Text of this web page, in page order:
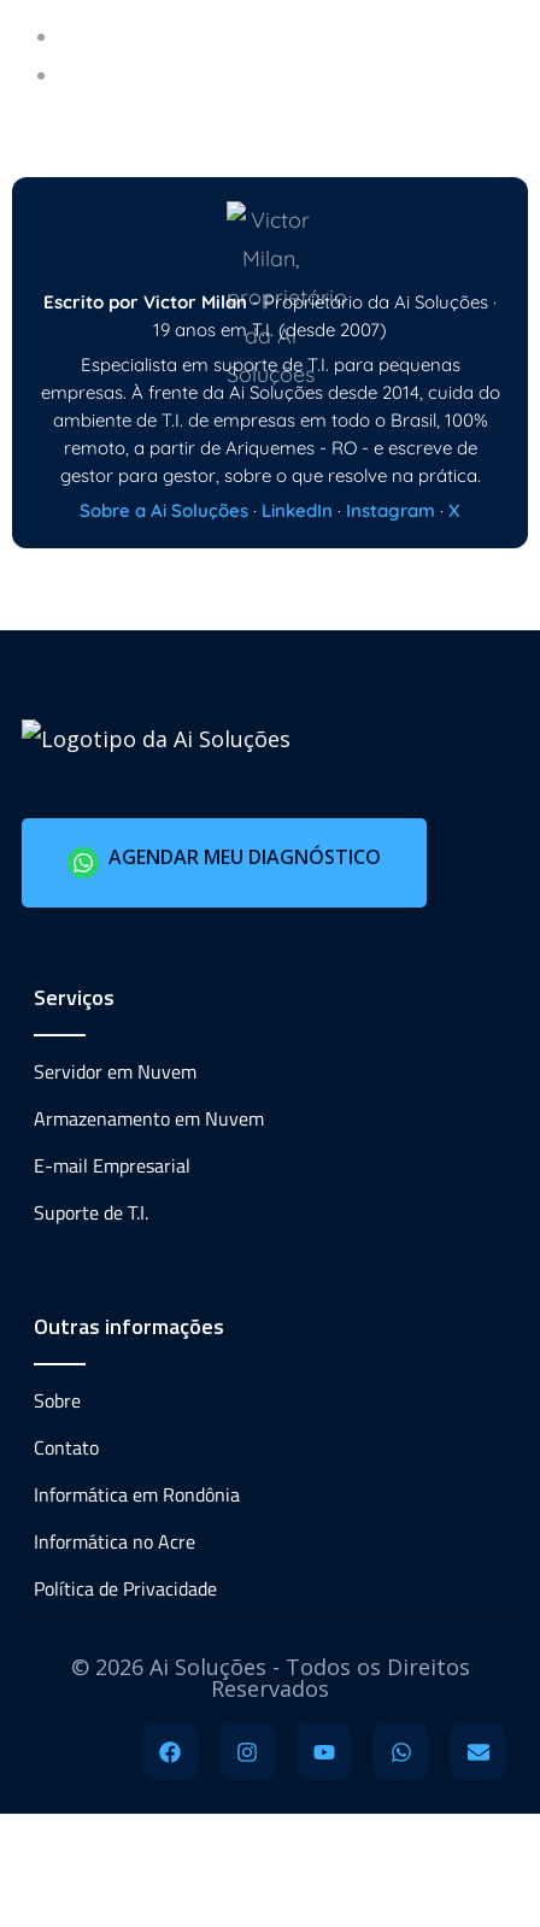
Escrito por Victor Milan- Proprietário da Ai Soluções ·
19 anos em T.I. (desde 2007)
Especialista em suporte de T.I. para pequenas
empresas. À frente da Ai Soluções desde 2014, cuida do
ambiente de T.I. de empresas em todo o Brasil, 100%
remoto, a partir de Ariquemes - RO - e escreve de
gestor para gestor, sobre o que resolve na prática.
Sobre a Ai Soluções · LinkedIn · Instagram · X
AGENDAR MEU DIAGNÓSTICO
Serviços
Servidor em Nuvem
Armazenamento em Nuvem
E-mail Empresarial
Suporte de T.I.
Outras informações
Sobre
Contato
Informática em Rondônia
Informática no Acre
Política de Privacidade
© 2026 Ai Soluções - Todos os Direitos
Reservados